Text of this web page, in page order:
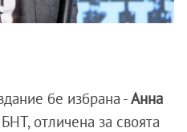
бе избрана -Анна
отличена за своята